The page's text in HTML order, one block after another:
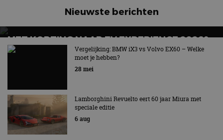
Nieuwste berichten
MET KORTING NAAR EV EXPERIENCE 2026?
AUTORAI REGELT HET!
EV Experience 2026 van 24 tot 26 september
Vergelijking: BMW iX3 vs Volvo EX60 – Welke
moet je hebben?
28 mei
Lamborghini Revuelto eert 60 jaar Miura met
speciale editie
6 aug